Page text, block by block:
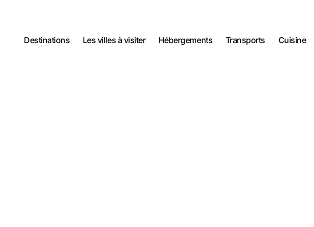
Destinations
Les villes à visiter Hébergements Transports Cuisine